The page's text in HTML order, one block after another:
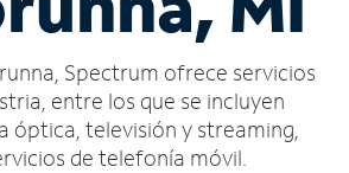
Spectrum ofrece servicios
entre los que se incluyen
óptica, televisión y streaming,
de telefonía móvil.